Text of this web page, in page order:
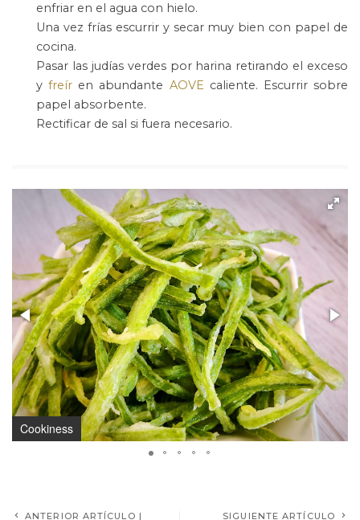
enfriar en el agua con hielo.
Una vez frías escurrir y secar muy bien con papel de
cocina.
Pasar las judías verdes por harina retirando el exceso
yfreír en abundante AOVE caliente. Escurrir sobre
papel absorbente.
Rectificar de sal si fuera necesario.
Cookiness
ANTERIOR ARTÍCULO | SIGUIENTE ARTÍCULO